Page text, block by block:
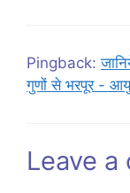
Pingback:
गुणों से भरपूर -
Leave a